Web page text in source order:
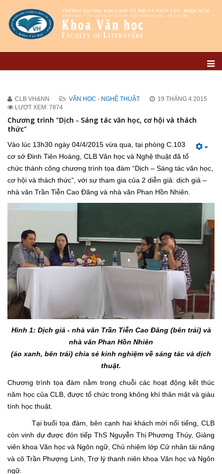
CLB VH&NN VĂN HỌC - NGHỆ THUẬT
19 THÁNG 4 2015
LƯỢT XEM: 7874
Chương trình "Dịch - Sáng tác văn học, cơ hội và thách
thức"
Vào lúc 13h30 ngày 04/4/2015 vừa qua, tại phòng C.103
cơ sở Đinh Tiên Hoàng, CLB Văn học và Nghệ thuật đã tổ
chức thành công chương trình tọa đàm “Dịch – Sáng tác văn học,
cơ hội và thách thức”, với sự tham gia của 2 diễn giả: dịch giả –
nhà văn Trần Tiễn Cao Đăng và nhà văn Phan Hồn Nhiên.
Hình 1: Dịch giả - nhà văn Trần Tiễn Cao Đăng (bên trái) và
nhà văn Phan Hồn Nhiên
(áo xanh, bên trái) chia sẻ kinh nghiệm về sáng tác và dịch
thuật.
Chương trình tọa đàm nằm trong chuỗi các hoạt động kết thúc
năm học của CLB, được tổ chức trong không khí thân mật và giàu
tính học thuật.
Tại buổi tọa đàm, bên cạnh hai khách mời nổi tiếng, CLB
còn vinh dự được đón tiếp ThS Nguyễn Thị Phương Thúy, Giảng
viên khoa Văn học và Ngôn ngữ, Chủ nhiệm lớp Cử nhân tài năng
và cô Trần Phượng Linh, Trợ lý thanh niên khoa Văn học và Ngôn
ngữ.